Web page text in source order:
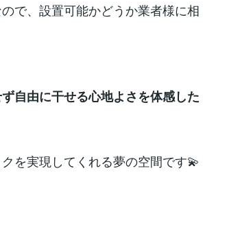
で、設置可能かどうか業者様に相
自由に干せる心地よさを体感した
を実現してくれる夢の空間です💫